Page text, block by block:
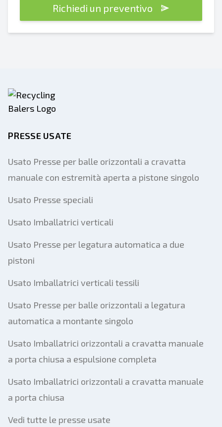
Richiedi un preventivo
PRESSE USATE
Usato Presse per balle orizzontali a cravatta
manuale con estremità aperta a pistone singolo
Usato Presse speciali
Usato Imballatrici verticali
Usato Presse per legatura automatica a due
pistoni
Usato Imballatrici verticali tessili
Usato Presse per balle orizzontali a legatura
automatica a montante singolo
Usato Imballatrici orizzontali a cravatta manuale
a porta chiusa a espulsione completa
Usato Imballatrici orizzontali a cravatta manuale
a porta chiusa
Vedi tutte le presse usate